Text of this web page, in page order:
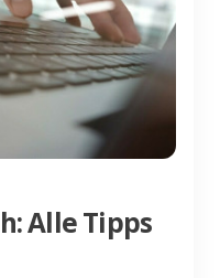
Alle Tipps